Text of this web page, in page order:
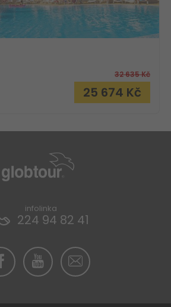
32 635Kč
25 674 Kč
infolinka
224 94 82 41